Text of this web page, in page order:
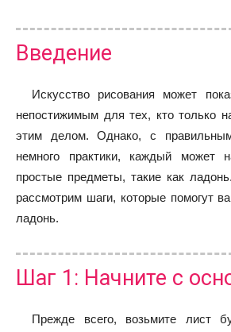
Введение
Искусство рисования может
непостижимым для тех, кто только
этим делом. Однако, с
немного практики, каждый может
простые предметы, такие как
рассмотрим шаги, которые помогут
ладонь.
Шаг 1: Начните с
Прежде всего, возьмите лист